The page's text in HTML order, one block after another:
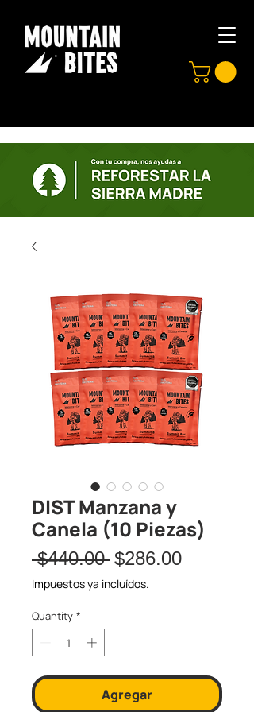
DIST Manzana y
Canela (10 Piezas)
$440.00 Regular
Price
$286.00Sale
Impuestos ya incluídos.
Quantity *
Agregar